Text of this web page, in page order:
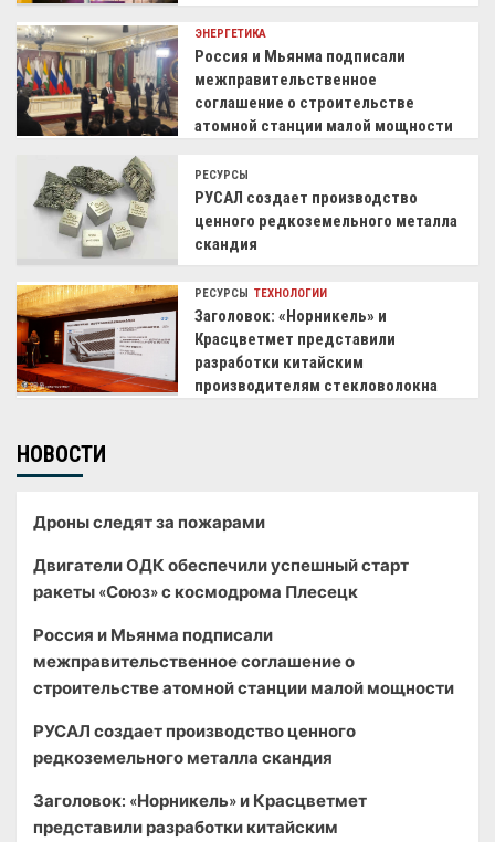
ЭНЕРГЕТИКА
Россия и Мьянма подписали
межправительственное
соглашение о строительстве
атомной станции малой мощности
РЕСУРСЫ
РУСАЛ создает производство
ценного редкоземельного металла
скандия
РЕСУРСЫ ТЕХНОЛОГИИ
Заголовок: «Норникель» и
Красцветмет представили
разработки китайским
производителям стекловолокна
НОВОСТИ
Дроны следят за пожарами
Двигатели ОДК обеспечили успешный старт
ракеты «Союз» с космодрома Плесецк
Россия и Мьянма подписали
межправительственное соглашение о
строительстве атомной станции малой мощности
РУСАЛ создает производство ценного
редкоземельного металла скандия
Заголовок: «Норникель» и Красцветмет
представили разработки китайским